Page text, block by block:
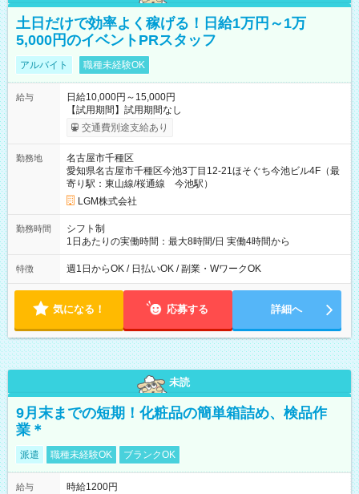
土日だけで効率よく稼げる！日給1万円～1万
5,000円のイベントPRスタッフ
アルバイト 職種未経験OK
給与
日給10,000円～15,000円
【試用期間】試用期間なし
交通費別途支給あり
勤務地
名古屋市千種区
愛知県名古屋市千種区今池3丁目12-21ほそぐち今池ビル4F（最
寄り駅：東山線/桜通線 今池駅）
LGM株式会社
勤務時間
シフト制
1日あたりの実働時間：最大8時間/日 実働4時間から
特徴 週1日からOK / 日払いOK / 副業・WワークOK
気になる！ 応募する 詳細へ
未読
9月末までの短期！化粧品の簡単箱詰め、検品作
業＊
派遣 職種未経験OK ブランクOK
給与
時給1200円